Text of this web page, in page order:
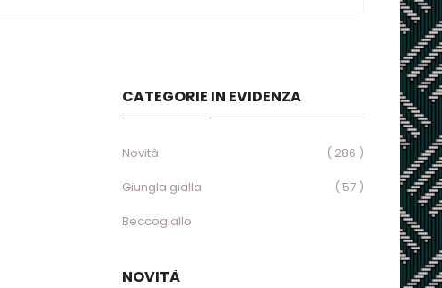
CATEGORIE IN EVIDENZA
Novità
( 286 )
Giungla gialla
( 57 )
Beccogiallo
NOVITÀ